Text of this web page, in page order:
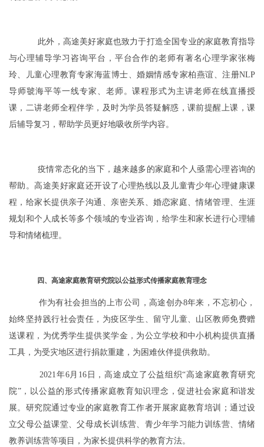
此外，高途美好家庭也致力于打造全国专业的家庭教育指导
与心理辅导学习咨询平台，平台合作的老师有著名心理学家张梅
玲、儿童心理教育专家海蓝博士、婚姻情感专家柏燕谊、注册NLP
导师虢海平等一线专家、老师。课程形式为主讲老师在线直播授
课，二讲老师全程伴学，及时为学员答疑解惑，课前提醒上课，课
后辅导复习，帮助学员更好地吸收所学内容。
疫情常态化的当下，越来越多的家庭和个人亟需心理咨询的
帮助。高途美好家庭还开设了心理热线以及儿童青少年心理健康课
程，给家长提供亲子沟通、亲密关系、婚恋家庭、情绪管理、生涯
规划和个人成长等多个领域的专业咨询，给学生和家长进行心理辅
导和情绪梳理。
四、高途家庭教育研究院以公益形式传播家庭教育理念
作为有社会担当的上市公司，高途创办8年来，不忘初心，
始终坚持践行社会责任，为疫区学生、留守儿童、山区教师免费赠
送课程，为优秀学生提供奖学金，为公立学校和中小机构提供直播
工具，为受灾地区进行捐款重建，为困难伙伴提供救助。
2021年6月16日，高途成立了公益组织“高途家庭教育研究
院”，以公益的形式传播家庭教育知识理念，促进社会家庭和谐发
展。研究院通过专业的家庭教育工作者开展家庭教育培训；通过设
立父母公益课堂、父母成长训练营、青少年学习能力训练营、情绪
教养训练营等项目，为家长提供科学的教育方法。